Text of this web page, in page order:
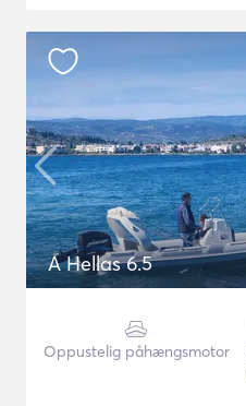
A Hellas 6.5
Oppustelig påhængsmotor